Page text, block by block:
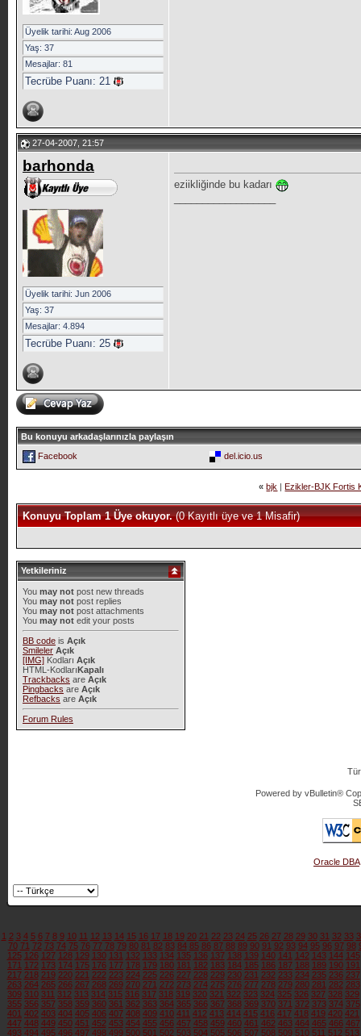
Üyelik tarihi: Aug 2006
Yaş: 37
Mesajlar: 81
Tecrübe Puanı: 21
27-04-2007, 21:57
barhonda
Üyelik tarihi: Jun 2006
Yaş: 37
Mesajlar: 4.894
Tecrübe Puanı: 25
eziikliğinde bu kadarı
Bu konuyu arkadaşlarınızla paylaşın
Facebook
del.icio.us
« bjk |Ezikler-BJK Fortis
Konuyu Toplam 1 Üye okuyor.(0 Kayıtlı üye ve 1 Misafir)
Yetkileriniz
You may notpost new threads
You may notpost replies
You may notpost attachments
You may notedit your posts
BB codeis Açık
Smileler Açık
[IMG]Kodları Açık
HTML-KodlarıKapalı
Trackbacks are Açık
Pingbacks are Açık
Refbacks are Açık
Forum Rules
Powered by vBulletin®
Oracle DBA
1 2 3 4 5 6 7 8 9 10 11 12 13 14 15 16 17 18 19 20 21 22 23 24 25 26 27 28 29 30 31 32 33
70 71 72 73 74 75 76 77 78 79 80 81 82 83 84 85 86 87 88 89 90 91 92 93 94 95 96 97 98
125 126 127 128 129 130 131 132 133 134 135 136 137 138 139 140 141 142 143 144 145
171 172 173 174 175 176 177 178 179 180 181 182 183 184 185 186 187 188 189 190 191
217 218 219 220 221 222 223 224 225 226 227 228 229 230 231 232 233 234 235 236 237
263 264 265 266 267 268 269 270 271 272 273 274 275 276 277 278 279 280 281 282 283
309 310 311 312 313 314 315 316 317 318 319 320 321 322 323 324 325 326 327 328 329
355 356 357 358 359 360 361 362 363 364 365 366 367 368 369 370 371 372 373 374 375
401 402 403 404 405 406 407 408 409 410 411 412 413 414 415 416 417 418 419 420 421
447 448 449 450 451 452 453 454 455 456 457 458 459 460 461 462 463 464 465 466 467
493 494 495 496 497 498 499 500 501 502 503 504 505 506 507 508 509 510 511 512 513